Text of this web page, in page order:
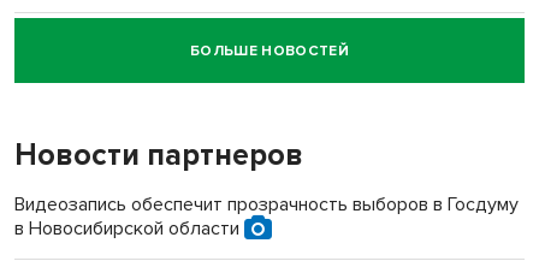
Новосибирский суд наказал водителя за смерть
пенсионерки на вокзале
«Мы живём на пастбище!»: в новосибирском селе лошади
терроризируют жителей
Инвалид получил условный срок за избиение врачей
БОЛЬШЕ НОВОСТЕЙ
Новости партнеров
Видеозапись обеспечит прозрачность выборов в Госдуму
в Новосибирской области